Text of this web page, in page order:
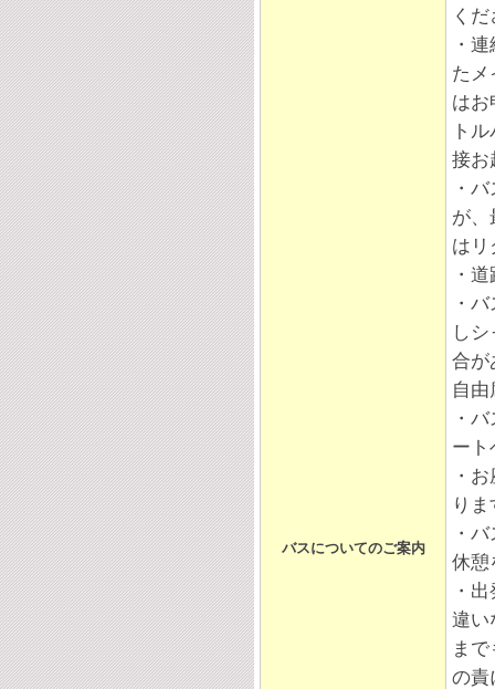
バスについてのご案内
く
・
たメ
はお
ト
接お
・
が、
はリ
・
・
し
合が
自
・
ート
・
り
・
休憩
・
違い
ま
の責